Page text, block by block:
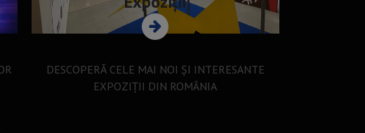
DESCOPERĂ CELE MAI NOI ȘI INTERESANTE
EXPOZIȚII DIN ROMÂNIA